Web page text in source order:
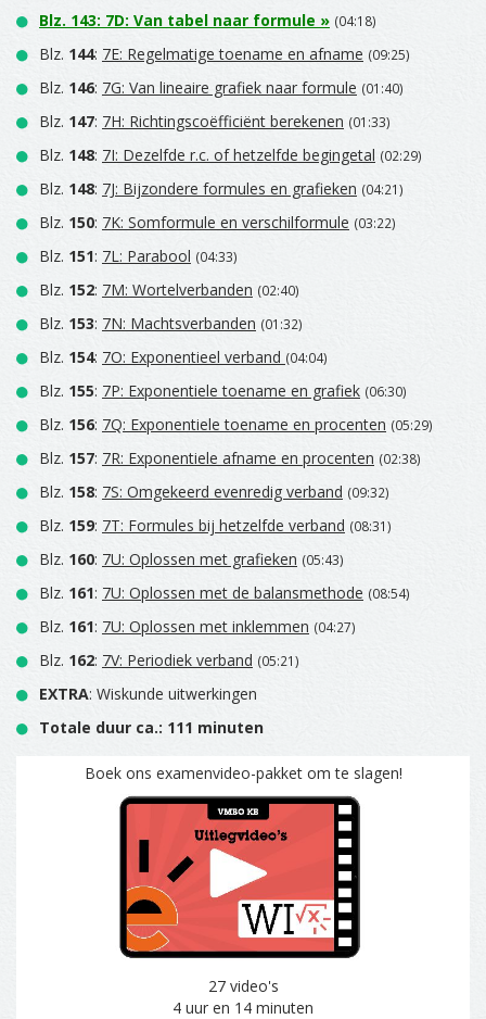
Blz. 143: 7D: Van tabel naar formule » (04:18)
Blz. 144: 7E: Regelmatige toename en afname (09:25)
Blz. 146: 7G: Van lineaire grafiek naar formule (01:40)
Blz. 147: 7H: Richtingscoëfficiënt berekenen (01:33)
Blz. 148: 7I: Dezelfde r.c. of hetzelfde begingetal (02:29)
Blz. 148: 7J: Bijzondere formules en grafieken (04:21)
Blz. 150: 7K: Somformule en verschilformule (03:22)
Blz. 151: 7L: Parabool (04:33)
Blz. 152: 7M: Wortelverbanden (02:40)
Blz. 153: 7N: Machtsverbanden (01:32)
Blz. 154: 7O: Exponentieel verband (04:04)
Blz. 155: 7P: Exponentiele toename en grafiek (06:30)
Blz. 156: 7Q: Exponentiele toename en procenten (05:29)
Blz. 157: 7R: Exponentiele afname en procenten (02:38)
Blz. 158: 7S: Omgekeerd evenredig verband (09:32)
Blz. 159: 7T: Formules bij hetzelfde verband (08:31)
Blz. 160: 7U: Oplossen met grafieken (05:43)
Blz. 161: 7U: Oplossen met de balansmethode (08:54)
Blz. 161: 7U: Oplossen met inklemmen (04:27)
Blz. 162: 7V: Periodiek verband (05:21)
EXTRA: Wiskunde uitwerkingen
Totale duur ca.: 111 minuten
Boek ons examenvideo-pakket om te slagen!
27 video's
4 uur en 14 minuten